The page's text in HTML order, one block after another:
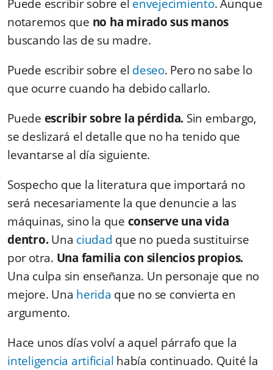
Puede escribir sobre el envejecimiento. Aunque
notaremos que no ha mirado sus manos
buscando las de su madre.
Puede escribir sobre el deseo. Pero no sabe lo
que ocurre cuando ha debido callarlo.
Puede escribir sobre la pérdida. Sin embargo,
se deslizará el detalle que no ha tenido que
levantarse al día siguiente.
Sospecho que la literatura que importará no
será necesariamente la que denuncie a las
máquinas, sino la que conserve una vida
dentro.Una ciudad que no pueda sustituirse
por otra. Una familia con silencios propios.
Una culpa sin enseñanza. Un personaje que no
mejore. Una herida que no se convierta en
argumento.
Hace unos días volví a aquel párrafo que la
inteligencia artificial había continuado. Quité la